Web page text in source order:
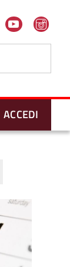
Youtube
ACCEDI